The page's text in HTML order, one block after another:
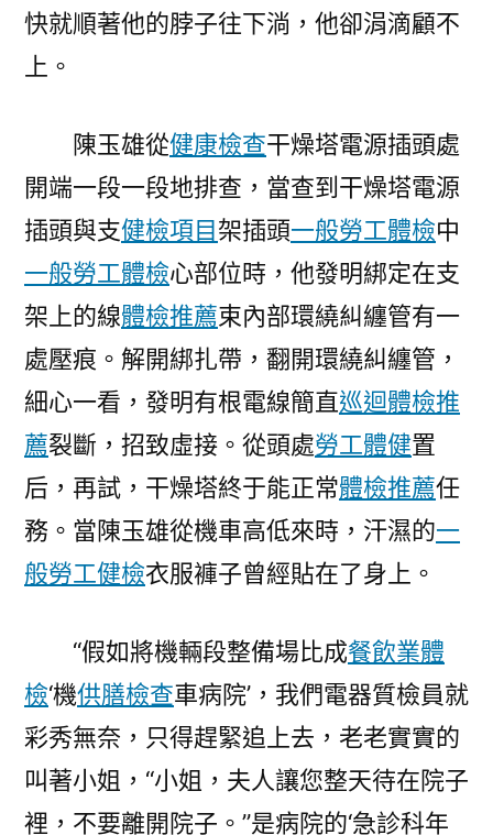
快就順著他的脖子往下淌，他卻涓滴顧不
上。
陳玉雄從健康檢查干燥塔電源插頭處
開端一段一段地排查，當查到干燥塔電源
插頭與支健檢項目架插頭一般勞工體檢中
一般勞工體檢心部位時，他發明綁定在支
架上的線體檢推薦束內部環繞糾纏管有一
處壓痕。解開綁扎帶，翻開環繞糾纏管，
細心一看，發明有根電線簡直巡迴體檢推
薦裂斷，招致虛接。從頭處勞工體健置
后，再試，干燥塔終于能正常體檢推薦任
務。當陳玉雄從機車高低來時，汗濕的一
般勞工健檢衣服褲子曾經貼在了身上。
“假如將機輛段整備場比成餐飲業體
檢‘機供膳檢查車病院’，我們電器質檢員就
彩秀無奈，只得趕緊追上去，老老實實的
叫著小姐，“小姐，夫人讓您整天待在院子
裡，不要離開院子。”是病院的‘急診科年